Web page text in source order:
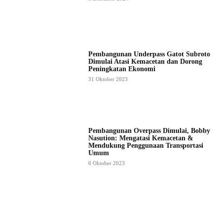
Pembangunan Underpass Gatot Subroto
Dimulai Atasi Kemacetan dan Dorong
Peningkatan Ekonomi
31 Oktober 2023
Pembangunan Overpass Dimulai, Bobby
Nasution: Mengatasi Kemacetan &
Mendukung Penggunaan Transportasi
Umum
6 Oktober 2023